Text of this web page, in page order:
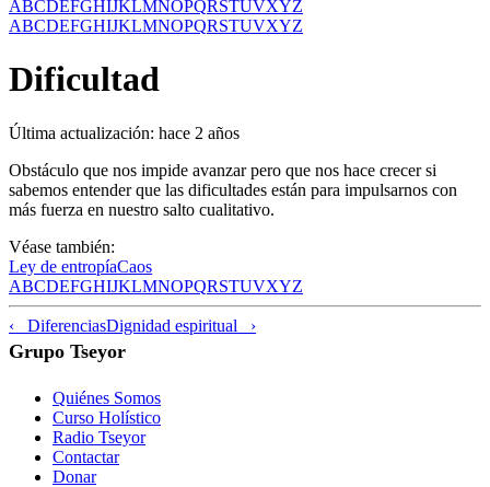
ABCDEFGHIJKLMNOPQRSTUVXYZ
ABCDEFGHIJKLMNOPQRSTUVXYZ
Dificultad
Última actualización: hace 2 años
Obstáculo que nos impide avanzar pero que nos hace crecer si
sabemos entender que las dificultades están para impulsarnos con
más fuerza en nuestro salto cualitativo.
Véase también:
Ley de entropíaCaos
ABCDEFGHIJKLMNOPQRSTUVXYZ
‹ DiferenciasDignidad espiritual ›
Grupo Tseyor
Quiénes Somos
Curso Holístico
Radio Tseyor
Contactar
Donar